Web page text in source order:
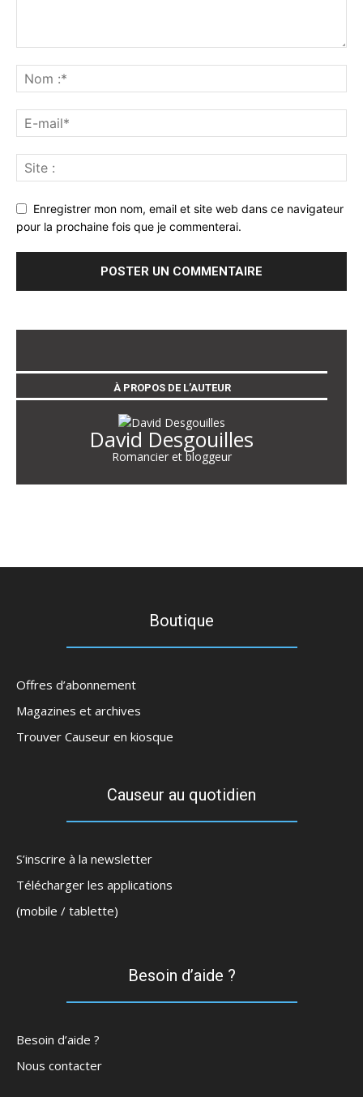
Enregistrer mon nom, email et site web dans ce navigateur
pour la prochaine fois que je commenterai.
À PROPOS DE L’AUTEUR
David Desgouilles
Romancier et bloggeur
Boutique
Offres d’abonnement
Magazines et archives
Trouver Causeur en kiosque
Causeur au quotidien
S’inscrire à la newsletter
Télécharger les applications
(mobile / tablette)
Besoin d’aide ?
Besoin d’aide ?
Nous contacter